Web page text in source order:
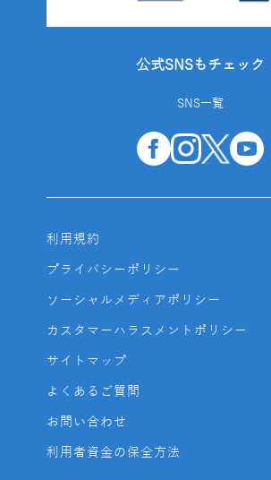
公式SNSもチェック
SNS一覧
利用規約
プライバシーポリシー
ソーシャルメディアポリシー
カスタマーハラスメントポリシー
サイトマップ
よくあるご質問
お問い合わせ
利用者資金の保全方法